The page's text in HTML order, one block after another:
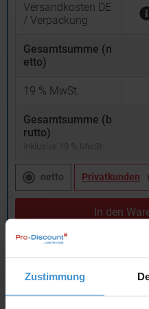
Zustimmung
Versandkosten DE
/ Verpackung
Gesamtsumme (n
etto)
19 % MwSt.
Gesamtsumme (b
rutto)
inklusive 19 % MwSt.
netto Privatkunden
In den